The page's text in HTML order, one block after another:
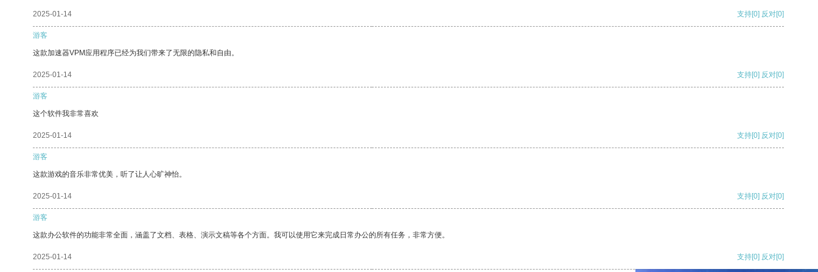
2025-01-14 支持[0] 反对[0]
游客
这款加速器VPM应用程序已经为我们带来了无限的隐私和自由。
2025-01-14 支持[0] 反对[0]
游客
这个软件我非常喜欢
2025-01-14 支持[0] 反对[0]
游客
这款游戏的音乐非常优美，听了让人心旷神怡。
2025-01-14 支持[0] 反对[0]
游客
这款办公软件的功能非常全面，涵盖了文档、表格、演示文稿等各个方面。我可以使用它来完成日常办公的所有任务，非常方便。
2025-01-14 支持[0] 反对[0]